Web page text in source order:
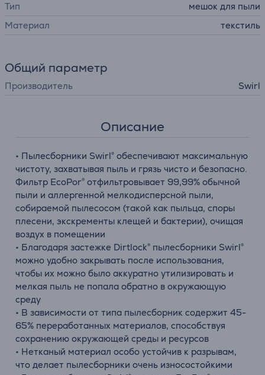
Тип
мешок для пыли
Материал
текстиль
Общий параметр
Производитель Swirl
Описание
• Пылесборники Swirl® обеспечивают максимальную
чистоту, захватывая пыль и грязь чисто и безопасно.
Фильтр EcoPor® отфильтровывает 99,99% обычной
пыли и аллергенной мелкодисперсной пыли,
собираемой пылесосом (такой как пыльца, споры
плесени, экскременты клещей и бактерии), очищая
воздух в помещении
• Благодаря застежке Dirtlock® пылесборники Swirl®
можно удобно закрывать после использования,
чтобы их можно было аккуратно утилизировать и
мелкая пыль не попала обратно в окружающую
среду
• В зависимости от типа пылесборник содержит 45-
65% переработанных материалов, способствуя
сохранению окружающей среды и ресурсов
• Нетканый материал особо устойчив к разрывам,
что делает пылесборники очень износостойкими